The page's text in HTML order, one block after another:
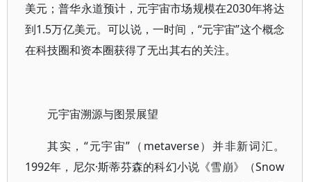
美元；普华永道预计，元宇宙市场规模在2030年将达
到1.5万亿美元。可以说，一时间，“元宇宙”这个概念
在科技圈和资本圈获得了无出其右的关注。
元宇宙溯源与图景展望
其实，“元宇宙”（metaverse）并非新词汇。
1992年，尼尔·斯蒂芬森的科幻小说《雪崩》（Snow